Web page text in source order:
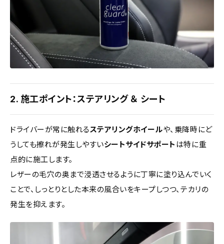
2. 施工ポイント：ステアリング ＆ シート
ドライバーが常に触れるステアリングホイールや、乗降時にど
うしても擦れが発生しやすいシートサイドサポート は特に重
点的に施工します。
レザーの毛穴の奥まで浸透させるように丁寧に塗り込んでいく
ことで、しっとりとした本来の風合いをキープしつつ、テカリの
発生を抑えます。